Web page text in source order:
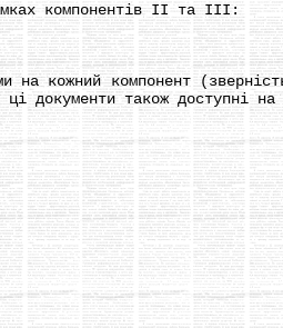
компонентів II та III:
кожний компонент
документи також доступні